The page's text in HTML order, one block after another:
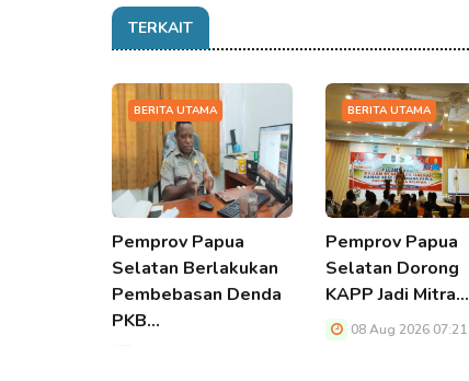
TERKAIT
BERITA UTAMA
Pemprov Papua
Selatan Berlakukan
Pembebasan Denda
PKB…
BERITA UTAMA
Pemprov Papua
Selatan Dorong
KAPP Jadi Mitra…
08 Aug 2026 07:21